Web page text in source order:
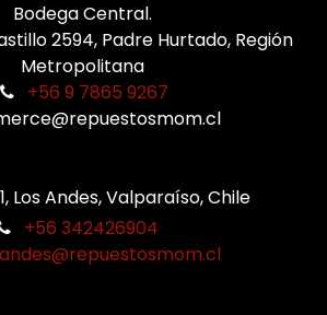
Bodega Central.
2594, Padre Hurtado, Región
Metropolitana
+56 9 7865 9267
Los Andes, Valparaíso, Chile
+56 342426904